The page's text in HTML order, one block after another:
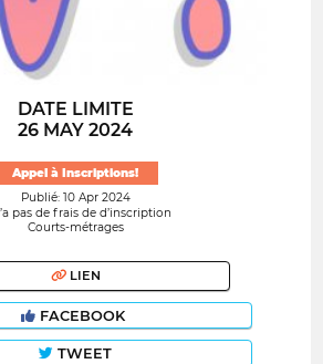
DATE LIMITE
26 MAY 2024
Appel à Inscriptions!
Publié: 10 Apr 2024
pas de frais de d’inscription
Courts-métrages
LIEN
FACEBOOK
TWEET